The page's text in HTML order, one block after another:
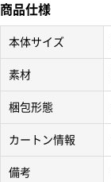
商品仕様
本体サイズ
素材
梱包形態
カートン情報
備考